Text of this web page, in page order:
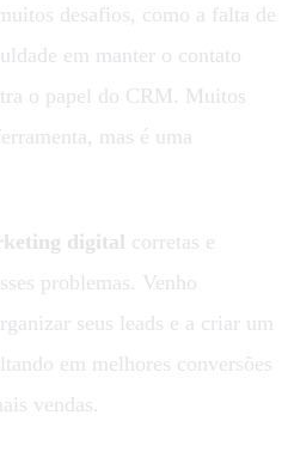
desafios, como a falta de
em manter o contato
o papel do CRM. Muitos
mas é uma
digital corretas e
problemas. Venho
seus leads e a criar um
em melhores conversões
vendas.